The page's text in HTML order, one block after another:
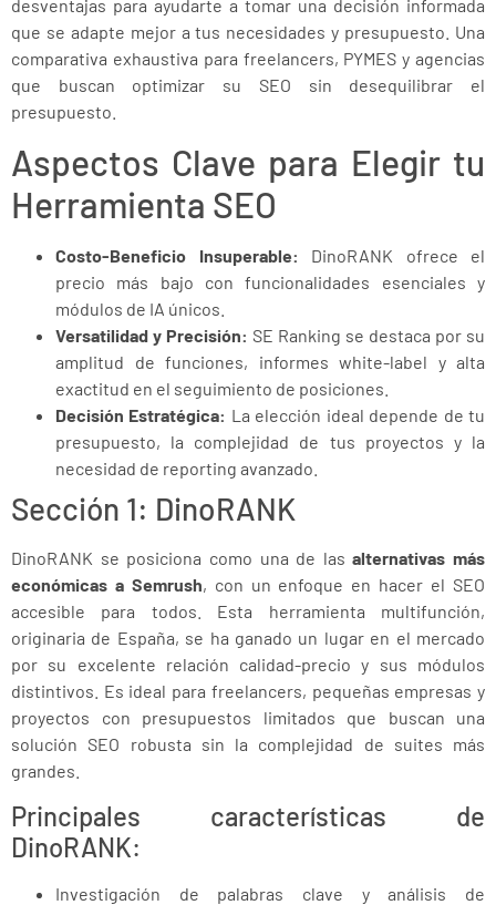
desventajas para ayudarte a tomar una decisión informada
que se adapte mejor a tus necesidades y presupuesto. Una
comparativa exhaustiva para freelancers, PYMES y agencias
que buscan optimizar su SEO sin desequilibrar el
presupuesto.
Aspectos Clave para Elegir tu
Herramienta SEO
Costo-Beneficio Insuperable: DinoRANK ofrece el
precio más bajo con funcionalidades esenciales y
módulos de IA únicos.
Versatilidad y Precisión: SE Ranking se destaca por su
amplitud de funciones, informes white-label y alta
exactitud en el seguimiento de posiciones.
Decisión Estratégica: La elección ideal depende de tu
presupuesto, la complejidad de tus proyectos y la
necesidad de reporting avanzado.
Sección 1: DinoRANK
DinoRANK se posiciona como una de lasalternativas más
económicas a Semrush, con un enfoque en hacer el SEO
accesible para todos. Esta herramienta multifunción,
originaria de España, se ha ganado un lugar en el mercado
por su excelente relación calidad-precio y sus módulos
distintivos. Es ideal para freelancers, pequeñas empresas y
proyectos con presupuestos limitados que buscan una
solución SEO robusta sin la complejidad de suites más
grandes.
Principales características de
DinoRANK:
Investigación de palabras clave y análisis de